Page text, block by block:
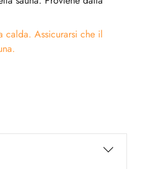
calda. Assicurarsi che il